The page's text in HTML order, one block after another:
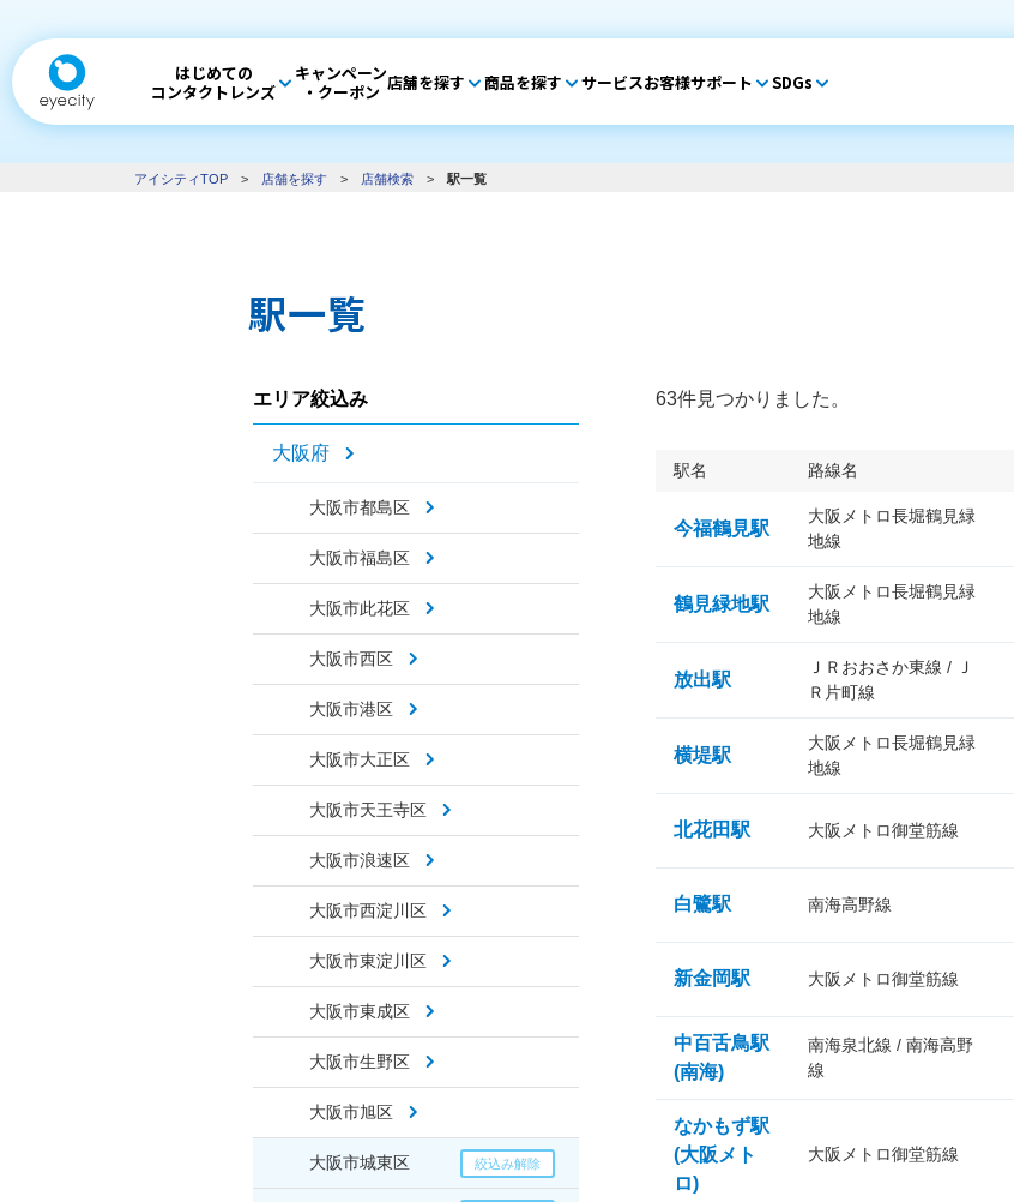
はじめての
コンタクトレンズ
キャンペーン
・クーポン 店舗を探す 商品を探す サービスお客様サポート SDGs
アイシティTOP > 店舗を探す > 店舗検索 > 駅一覧
駅一覧
エリア絞込み
大阪府
大阪市都島区
大阪市福島区
大阪市此花区
大阪市西区
大阪市港区
大阪市大正区
大阪市天王寺区
大阪市浪速区
大阪市西淀川区
大阪市東淀川区
大阪市東成区
大阪市生野区
大阪市旭区
大阪市城東区
63件見つかりました。
駅名 路線名
今福鶴見駅
大阪メトロ長堀鶴見緑
地線
鶴見緑地駅
大阪メトロ長堀鶴見緑
地線
放出駅
ＪＲおおさか東線 / Ｊ
Ｒ片町線
横堤駅
大阪メトロ長堀鶴見緑
地線
北花田駅 大阪メトロ御堂筋線
白鷺駅 南海高野線
新金岡駅 大阪メトロ御堂筋線
中百舌鳥駅
(南海)
南海泉北線 / 南海高野
線
なかもず駅
(大阪メト
ロ)
大阪メトロ御堂筋線